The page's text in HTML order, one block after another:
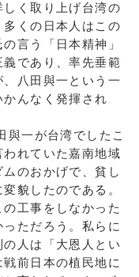
く取り上げ台湾の
くの日本人はこの
言う「日本精神」
であり、率先垂範
八田與一という一
んなく発揮され
一が台湾でしたこ
れていた嘉南地域
のおかげで、貧し
貌したのである。
工事をしなかった
ただろう。私らに
人は「大恩人とい
前日本の植民地に